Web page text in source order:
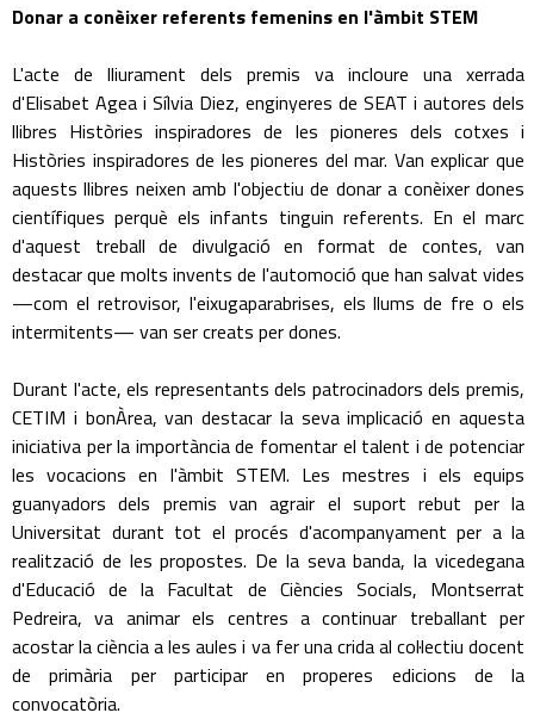
Donar a conèixer referents femenins en l'àmbit STEM
L'acte de lliurament dels premis va incloure una xerrada
d'Elisabet Agea i Sílvia Diez, enginyeres de SEAT i autores dels
llibres Històries inspiradores de les pioneres dels cotxes i
Històries inspiradores de les pioneres del mar. Van explicar que
aquests llibres neixen amb l'objectiu de donar a conèixer dones
científiques perquè els infants tinguin referents. En el marc
d'aquest treball de divulgació en format de contes, van
destacar que molts invents de l'automoció que han salvat vides
—com el retrovisor, l'eixugaparabrises, els llums de fre o els
intermitents— van ser creats per dones.
Durant l'acte, els representants dels patrocinadors dels premis,
CETIM i bonÀrea, van destacar la seva implicació en aquesta
iniciativa per la importància de fomentar el talent i de potenciar
les vocacions en l'àmbit STEM. Les mestres i els equips
guanyadors dels premis van agrair el suport rebut per la
Universitat durant tot el procés d'acompanyament per a la
realització de les propostes. De la seva banda, la vicedegana
d'Educació de la Facultat de Ciències Socials, Montserrat
Pedreira, va animar els centres a continuar treballant per
acostar la ciència a les aules i va fer una crida al col·lectiu docent
de primària per participar en properes edicions de la
convocatòria.